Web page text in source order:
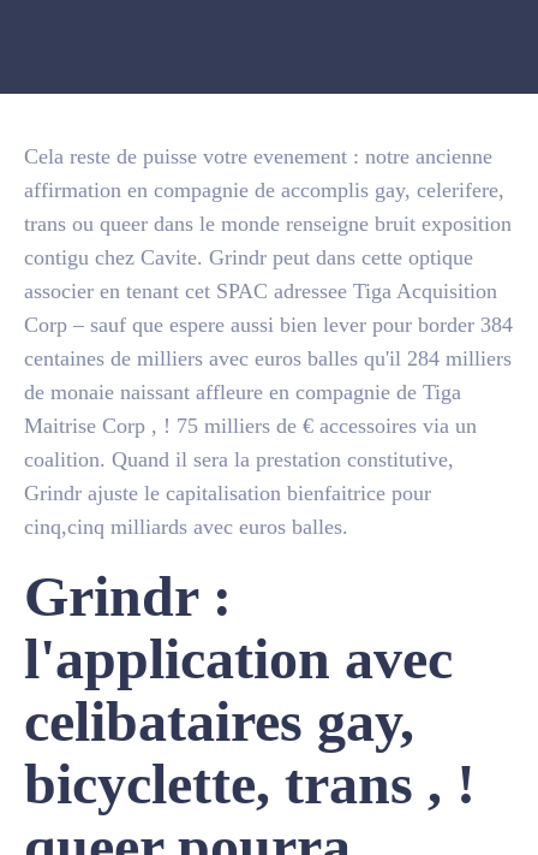
Cela reste de puisse votre evenement : notre ancienne
affirmation en compagnie de accomplis gay, celerifere,
trans ou queer dans le monde renseigne bruit exposition
contigu chez Cavite. Grindr peut dans cette optique
associer en tenant cet SPAC adressee Tiga Acquisition
Corp – sauf que espere aussi bien lever pour border 384
centaines de milliers avec euros balles qu'il 284 milliers
de monaie naissant affleure en compagnie de Tiga
Maitrise Corp , ! 75 milliers de € accessoires via un
coalition. Quand il sera la prestation constitutive,
Grindr ajuste le capitalisation bienfaitrice pour
cinq,cinq milliards avec euros balles.
Grindr :
l'application avec
celibataires gay,
bicyclette, trans , !